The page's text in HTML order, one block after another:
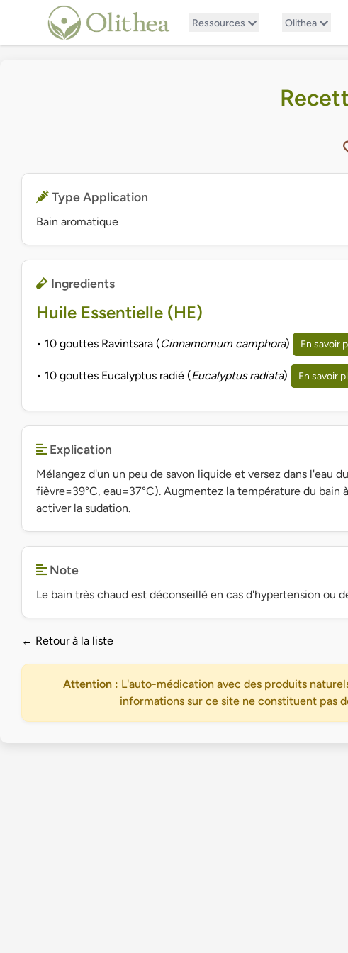
Ressources Olithea
Type Application
Bain aromatique
Ingredients
Huile Essentielle (HE)
• 10 gouttes Ravintsara (Cinnamomum camphora) En savoir
• 10 gouttes Eucalyptus radié (Eucalyptus radiata) En savoir
Explication
Mélangez d'un un peu de savon liquide et versez dans l'eau
fièvre=39°C, eau=37°C). Augmentez la température du
activer la sudation.
Note
Le bain très chaud est déconseillé en cas d'hypertension ou
← Retour à la liste
Attention : L'auto-médication avec des produits
informations sur ce site ne constituent pas